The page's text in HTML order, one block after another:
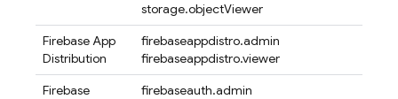
storage.objectViewer
Firebase App
Distribution
firebaseappdistro.admin
firebaseappdistro.viewer
Firebase
firebaseauth.admin